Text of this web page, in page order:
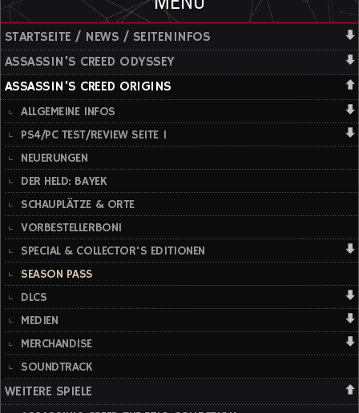
STARTSEITE / NEWS / SEITENINFOS
ASSASSIN'S CREED ODYSSEY
ASSASSIN'S CREED ORIGINS
ALLGEMEINE INFOS
PS4/PC TEST/REVIEW SEITE 1
NEUERUNGEN
DER HELD: BAYEK
SCHAUPLÄTZE & ORTE
VORBESTELLERBONI
SPECIAL & COLLECTOR'S EDITIONEN
SEASON PASS
DLCS
MEDIEN
MERCHANDISE
SOUNDTRACK
WEITERE SPIELE